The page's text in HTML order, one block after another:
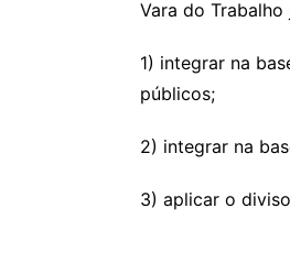
Vara do
1) integrar na
públicos;
2) integrar na
3) aplicar o